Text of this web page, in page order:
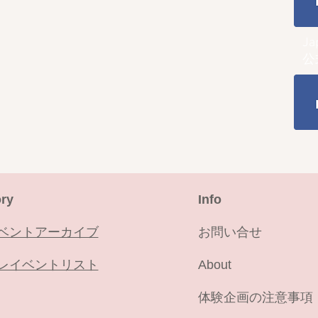
ントアーカイブ
イベントリスト
​Info
お問い合せ
About
​体験企画の注意事項